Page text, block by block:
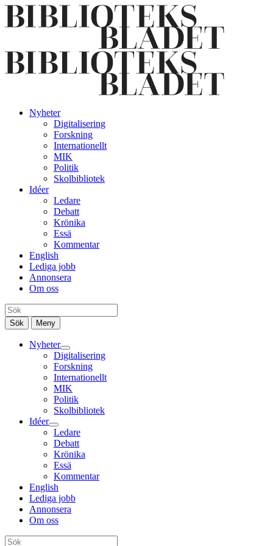
Nyheter
Digitalisering
Forskning
Internationellt
MIK
Politik
Skolbibliotek
Idéer
Ledare
Debatt
Krönika
Essä
Kommentar
English
Lediga jobb
Annonsera
Om oss
Sök Meny
Nyheter
Digitalisering
Forskning
Internationellt
MIK
Politik
Skolbibliotek
Idéer
Ledare
Debatt
Krönika
Essä
Kommentar
English
Lediga jobb
Annonsera
Om oss